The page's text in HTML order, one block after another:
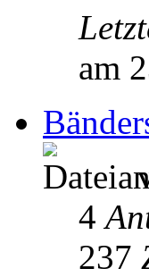
am
4
237